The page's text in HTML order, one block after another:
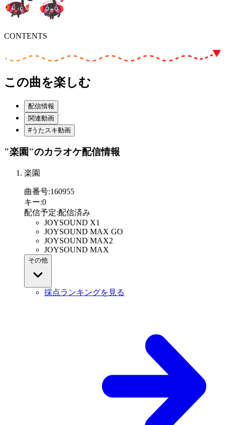
CONTENTS
この曲を楽しむ
配信情報
関連動画
#うたスキ動画
"楽園"のカラオケ配信情報
楽園
曲番号:160955
キー:0
配信予定:配信済み
JOYSOUND X1
JOYSOUND MAX GO
JOYSOUND MAX2
JOYSOUND MAX
その他
採点ランキングを見る